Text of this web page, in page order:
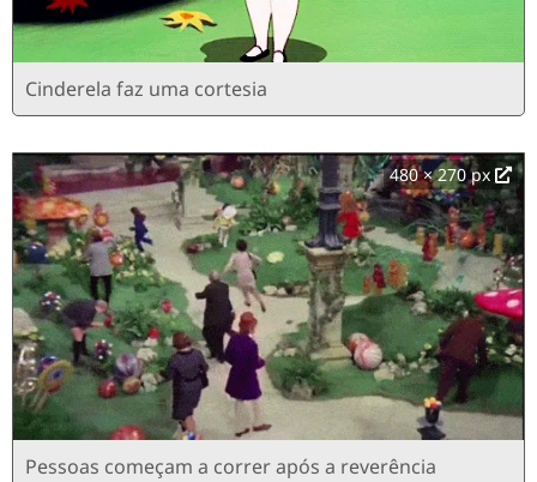
Cinderela faz uma cortesia
480 × 270 px
Pessoas começam a correr após a reverência